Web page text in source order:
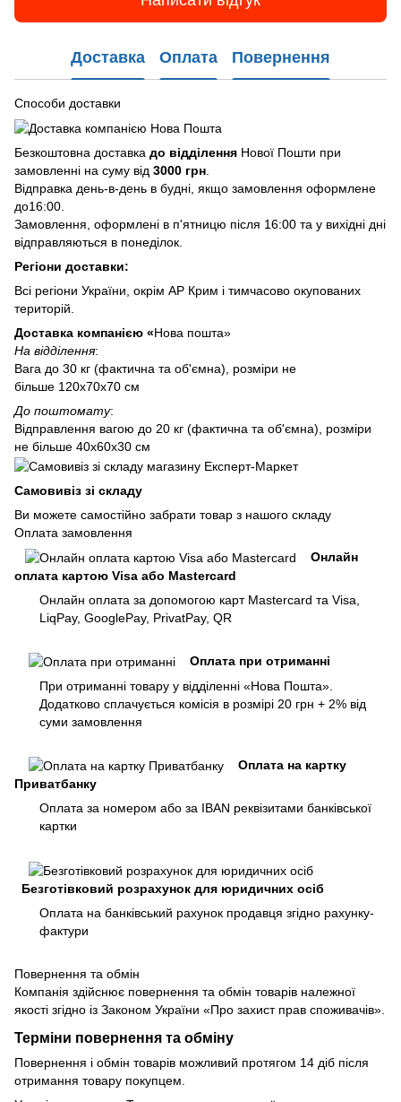
Доставка Оплата Повернення
Способи доставки
Безкоштовна доставка до відділення Нової Пошти при
замовленні на суму від 3000 грн.
Відправка день-в-день в будні, якщо замовлення оформлене
до16:00.
Замовлення, оформлені в п'ятницю після 16:00 та у вихідні дні
відправляються в понеділок.
Регіони доставки:
Всі регіони України, окрім АР Крим і тимчасово окупованих
територій.
Доставка компанією «Нова пошта»
На відділення:
Вага до 30 кг (фактична та об'ємна), розміри не
більше 120х70х70 см
До поштомату:
Відправлення вагою до 20 кг (фактична та об'ємна), розміри
не більше 40х60х30 см
Самовивіз зі складу
Ви можете самостійно забрати товар з нашого складу
Оплата замовлення
Онлайн
оплата картою Visa або Mastercard
Онлайн оплата за допомогою карт Mastercard та Visa,
LiqPay, GooglePay, PrivatPay, QR
Оплата при отриманні
При отриманні товару у відділенні «Нова Пошта».
Додатково сплачується комісія в розмірі 20 грн + 2% від
суми замовлення
Оплата на картку
Приватбанку
Оплата за номером або за IBAN реквізитами банківської
картки
Безготівковий розрахунок для юридичних осіб
Оплата на банківський рахунок продавця згідно рахунку-
фактури
Повернення та обмін
Компанія здійснює повернення та обмін товарів належної
якості згідно із Законом України «Про захист прав споживачів».
Терміни повернення та обміну
Повернення і обмін товарів можливий протягом 14 діб після
отримання товару покупцем.